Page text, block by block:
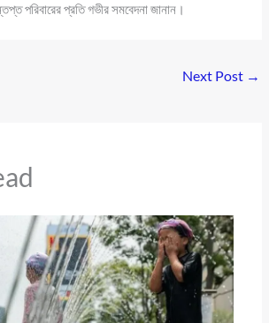
পরিবারের প্রতি গভীর সমবেদনা জানান।
Next Post →